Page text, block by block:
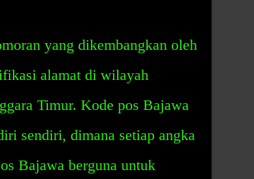
yang dikembangkan oleh
alamat di wilayah
Timur. Kode pos Bajawa
sendiri, dimana setiap angka
Bajawa berguna untuk